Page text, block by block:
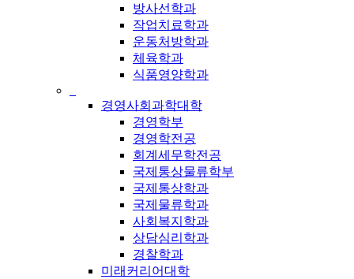
방사선학과
작업치료학과
운동처방학과
체육학과
식품영양학과
경영사회과학대학
경영학부
경영학전공
회계세무학전공
국제통상물류학부
국제통상학과
국제물류학과
사회복지학과
상담심리학과
경찰학과
미래커리어대학